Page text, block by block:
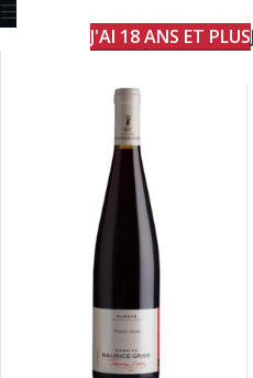
J'AI 18 ANS ET PLUS